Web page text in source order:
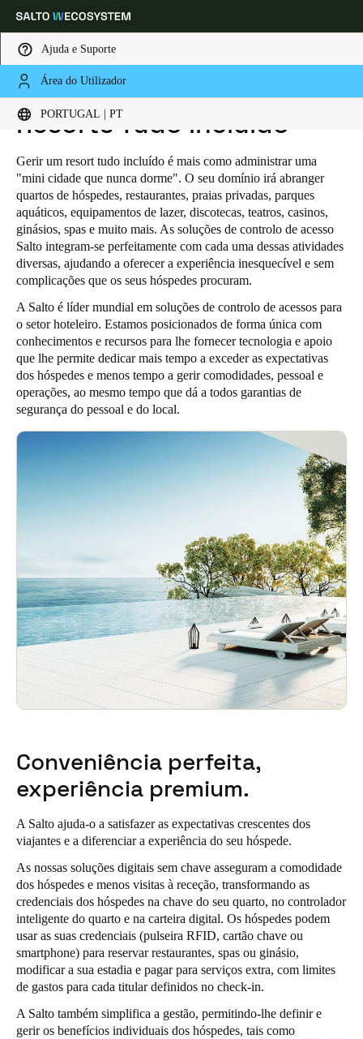
Ajuda e Suporte
Área do Utilizador
PORTUGAL | PT
Escolha a sua localização e definições de idioma
Portugal Português
Germany
Deutsch
Switzerland
DeutschFrançaisItaliano
United Kingdom
English
Ireland
NederlandsEnglish
Belgium
FrançaisNederlands
Spain
Español
Português
Italiano
Russia
Russian
Poland
Polski
Czech Republic
Čeština
HOME INDUSTRIAS
RESORTS TUDO INCLUÍDO
Resorts Tudo Incluído
Gerir um resort tudo incluído é mais como administrar uma
"mini cidade que nunca dorme". O seu domínio irá abranger
quartos de hóspedes, restaurantes, praias privadas, parques
aquáticos, equipamentos de lazer, discotecas, teatros, casinos,
ginásios, spas e muito mais. As soluções de controlo de acesso
Salto integram-se perfeitamente com cada uma dessas atividades
diversas, ajudando a oferecer a experiência inesquecível e sem
complicações que os seus hóspedes procuram.
A Salto é líder mundial em soluções de controlo de acessos para
o setor hoteleiro. Estamos posicionados de forma única com
conhecimentos e recursos para lhe fornecer tecnologia e apoio
que lhe permite dedicar mais tempo a exceder as expectativas
dos hóspedes e menos tempo a gerir comodidades, pessoal e
operações, ao mesmo tempo que dá a todos garantias de
segurança do pessoal e do local.
Conveniência perfeita,
experiência premium.
A Salto ajuda-o a satisfazer as expectativas crescentes dos
viajantes e a diferenciar a experiência do seu hóspede.
As nossas soluções digitais sem chave asseguram a comodidade
dos hóspedes e menos visitas à receção, transformando as
credenciais dos hóspedes na chave do seu quarto, no controlador
inteligente do quarto e na carteira digital. Os hóspedes podem
usar as suas credenciais (pulseira RFID, cartão chave ou
smartphone) para reservar restaurantes, spas ou ginásio,
modificar a sua estadia e pagar para serviços extra, com limites
de gastos para cada titular definidos no check-in.
A Salto também simplifica a gestão, permitindo-lhe definir e
gerir os benefícios individuais dos hóspedes, tais como